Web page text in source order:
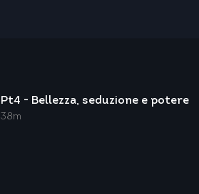
Pt4 - Bellezza, seduzione e potere
38m